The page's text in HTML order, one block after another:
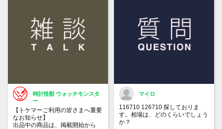
時計怪獣 ウォッチモンスタ
ー
【トケマーご利用の皆さまへ重要
なお知らせ】
出品中の商品は、掲載開始から
マイロ
116710 126710 探しておりま
す。相場は、どのくらいでしょう
か？